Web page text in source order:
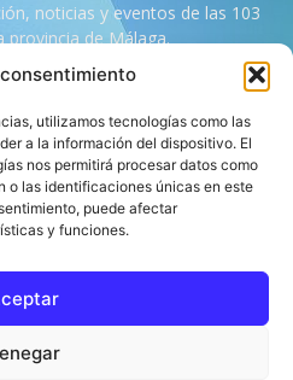
utilizamos tecnologías como las
a la información del dispositivo. El
nos permitirá procesar datos como
o las identificaciones únicas en este
puede afectar
y funciones.
noticias y eventos de las 103
provincia de Málaga.
info@103malaga.com
103 Málaga
Aviso Legal